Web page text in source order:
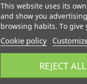
This website uses its
and show you
browsing habits. To give
Cookie policy
REJECT ALL